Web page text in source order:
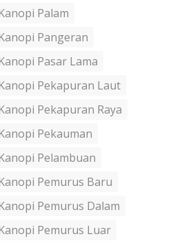
Palam
Pangeran
Pasar Lama
Pekapuran Laut
Pekapuran Raya
Pekauman
Pelambuan
Pemurus Baru
Pemurus Dalam
Pemurus Luar